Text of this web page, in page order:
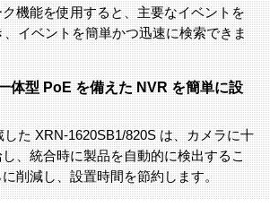
機能を使用すると、主要なイベントを
イベントを簡単かつ迅速に検索できま
体型 PoE を備えた NVR を簡単に設
た XRN-1620SB1/820S は、カメラに十
、統合時に製品を自動的に検出するこ
削減し、設置時間を節約します。